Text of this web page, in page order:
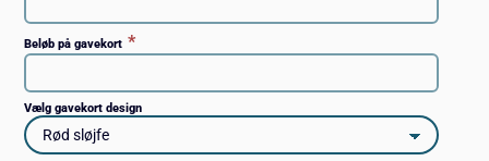
Beløb på gavekort *
Vælg gavekort design